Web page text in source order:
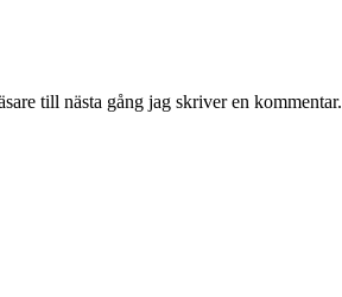
till nästa gång jag skriver en kommentar.